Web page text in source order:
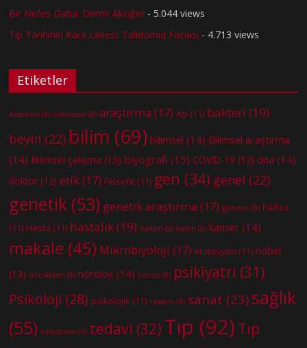
Bir Nefes Daha: Demir Akciğer - 5.044 views
Tıp Tarihinin Kara Lekesi: Talidomid Faciası - 4.713 views
Etiketler
Anatomi (8) anksiyete (8) araştırma (17) Aşı (11) bakteri (19)
beyin (22) bilim (69) bilimsel (14) Bilimsel araştırma
(14) Bilimsel çalışma (13) biyografi (15) COVID-19 (12) dna (14)
doktor (12) etik(17) Felsefe (11) gen (34) genel (22)
genetik (53) genetik araştırma (17) genom (9) hafıza
(11) Hasta (11) hastalık(19) hekim (8) kadın (8) kanser (14)
makale (45) Mikrobiyoloji (17) mutasyon (11) nobel
(13) nörobilim (8) nöroloji (14) nöron (8) psikiyatri (31)
Psikoloji (28) psikolojik (11) ressam (8) sanat (23) sağlık
(55) sendrom (9) tedavi (32) Tıp (92) Tıp